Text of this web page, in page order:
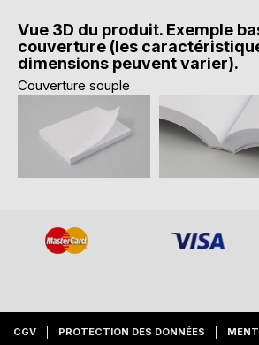
Vue 3D du produit. Exemple
couverture (les
dimensions peuvent varier).
Couverture souple
CGV PROTECTION DES DONNÉES